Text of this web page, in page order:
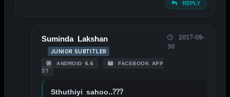
REPLY
Suminda Lakshan
JUNIOR SUBTITLER
ANDROID 4.4
FACEBOOK APP
57
2017-09-
30
Sthuthiyi sahoo..???